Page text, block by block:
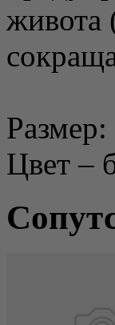
живота
Цвет –